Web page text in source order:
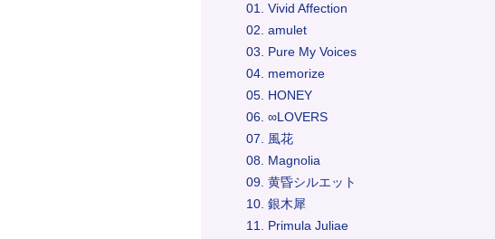
01. Vivid Affection
02. amulet
03. Pure My Voices
04. memorize
05. HONEY
06. ∞LOVERS
07. 風花
08. Magnolia
09. 黄昏シルエット
10. 銀木犀
11. Primula Juliae